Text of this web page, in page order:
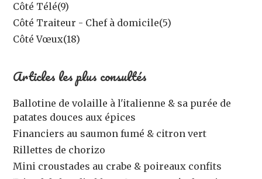
Côté Télé(9)
Côté Traiteur - Chef à domicile(5)
Côté Vœux(18)
Articles les plus consultés
Ballotine de volaille à l'italienne & sa purée de
patates douces aux épices
Financiers au saumon fumé & citron vert
Rillettes de chorizo
Mini croustades au crabe & poireaux confits